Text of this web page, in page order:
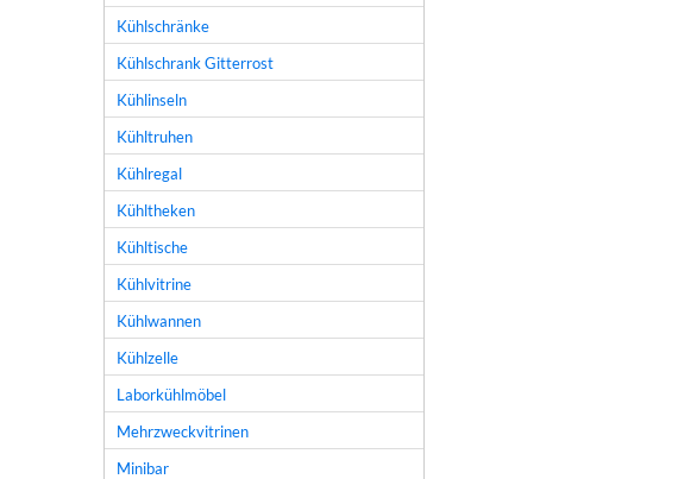
Kühlschränke
Kühlschrank Gitterrost
Kühlinseln
Kühltruhen
Kühlregal
Kühltheken
Kühltische
Kühlvitrine
Kühlwannen
Kühlzelle
Laborkühlmöbel
Mehrzweckvitrinen
Minibar